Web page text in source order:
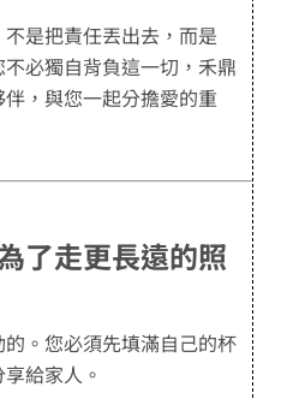
是把責任丟出去，而是
不必獨自背負這一切，禾鼎
，與您一起分擔愛的重
了走更長遠的照
。您必須先填滿自己的杯
給家人。